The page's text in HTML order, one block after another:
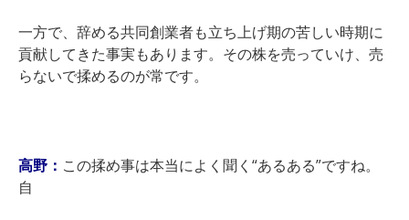
一方で、辞める共同創業者も立ち上げ期の苦しい時期に
貢献してきた事実もあります。その株を売っていけ、売
らないで揉めるのが常です。
高野： この揉め事は本当によく聞く“あるある”ですね。
自